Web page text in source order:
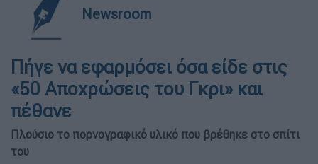
Newsroom
Πήγε να εφαρμόσει όσα είδε στις
«50 Αποχρώσεις του Γκρι» και
πέθανε
Πλούσιο το πορνογραφικό υλικό που βρέθηκε στο σπίτι
του